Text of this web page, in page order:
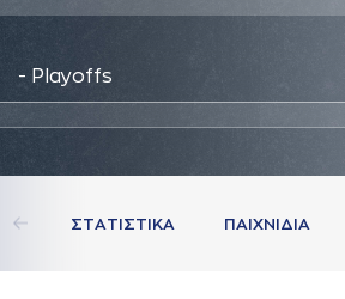
- Playoffs
ΣΤAΤΙΣΤΙΚA ΠAΙΧΝΙΔΙA